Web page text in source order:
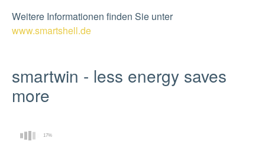
Weitere Informationen finden Sie unter
www.smartshell.de
smartwin - less energy saves
more